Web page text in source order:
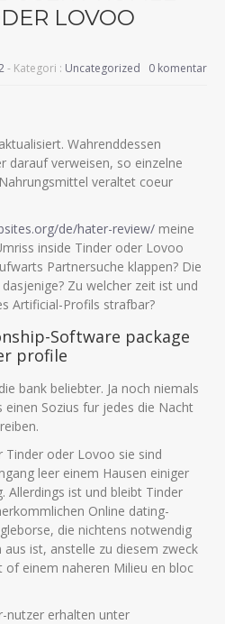
LOVOO
- Kategori : Uncategorized 0 komentar
Wahrenddessen
darauf verweisen, so einzelne
veraltet coeur
de/hater-review/ meine
inside Tinder oder Lovoo
Partnersuche klappen? Die
Zu welcher zeit ist und
Artificial-Profils strafbar?
Software package
profile
bank beliebter. Ja noch niemals
Sozius fur jedes die Nacht
Tinder oder Lovoo sie sind
leer einem Hausen einiger
Allerdings ist und bleibt Tinder
Online dating-
die nichtens notwendig
ist, anstelle zu diesem zweck
of einem naheren Milieu en bloc
nutzer erhalten unter